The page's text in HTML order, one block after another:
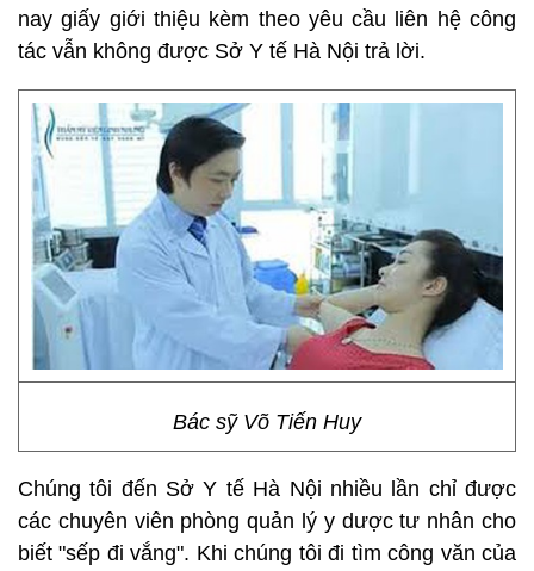
nay giấy giới thiệu kèm theo yêu cầu liên hệ công
tác vẫn không được Sở Y tế Hà Nội trả lời.
Bác sỹ Võ Tiến Huy
Chúng tôi đến Sở Y tế Hà Nội nhiều lần chỉ được
các chuyên viên phòng quản lý y dược tư nhân cho
biết "sếp đi vắng". Khi chúng tôi đi tìm công văn của